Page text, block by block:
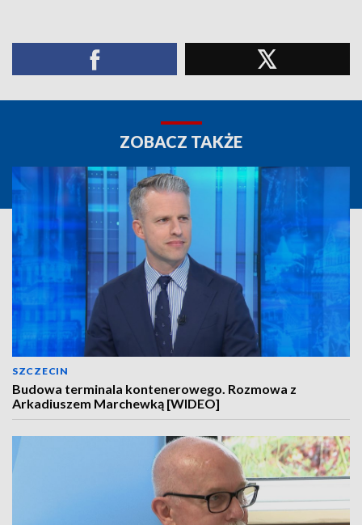
ZOBACZ TAKŻE
SZCZECIN
Budowa terminala kontenerowego. Rozmowa z
Arkadiuszem Marchewką [WIDEO]